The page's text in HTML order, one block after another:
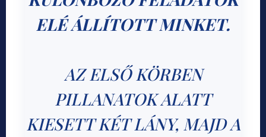
ELÉ ÁLLÍTOTT MINKET.
AZ ELSŐ KÖRBEN
PILLANATOK ALATT
KIESETT KÉT LÁNY, MAJD A